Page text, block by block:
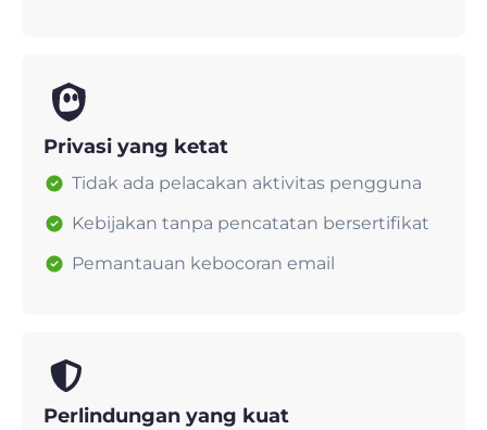
Privasi yang ketat
Tidak ada pelacakan aktivitas pengguna
Kebijakan tanpa pencatatan bersertifikat
Pemantauan kebocoran email
Perlindungan yang kuat